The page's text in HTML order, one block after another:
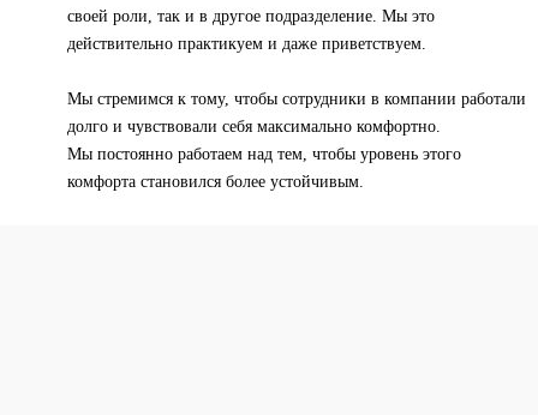
своей роли, так и в другое подразделение. Мы это
действительно практикуем и даже приветствуем.
Мы стремимся к тому, чтобы сотрудники в компании работали
долго и чувствовали себя максимально комфортно.
Мы постоянно работаем над тем, чтобы уровень этого
комфорта становился более устойчивым.